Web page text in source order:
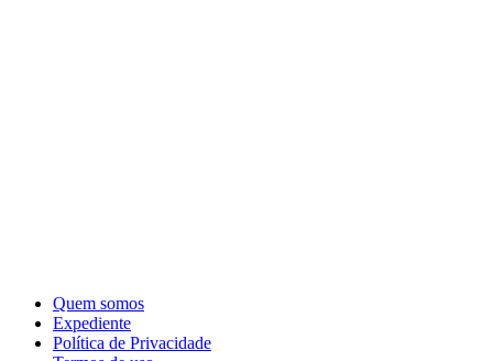
Quem somos
Expediente
Política de Privacidade